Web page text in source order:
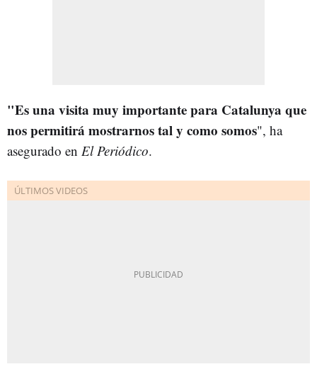
"Es una visita muy importante para Catalunya que
nos permitirá mostrarnos tal y como somos", ha
asegurado en El Periódico.